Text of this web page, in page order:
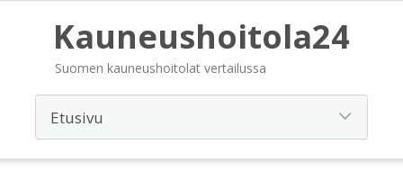
Kauneushoitola24
Suomen kauneushoitolat vertailussa